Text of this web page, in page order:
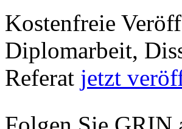
Kostenfreie
Diplomarbeit,
Referat jetzt